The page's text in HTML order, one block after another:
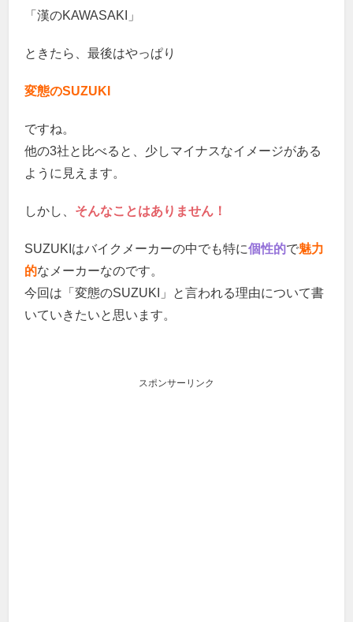
「漢のKAWASAKI」
ときたら、最後はやっぱり
変態のSUZUKI
ですね。
他の3社と比べると、少しマイナスなイメージがある
ように見えます。
しかし、 そんなことはありません！
SUZUKIはバイクメーカーの中でも特に個性的で魅力
的なメーカーなのです。
今回は「変態のSUZUKI」と言われる理由について書
いていきたいと思います。
スポンサーリンク